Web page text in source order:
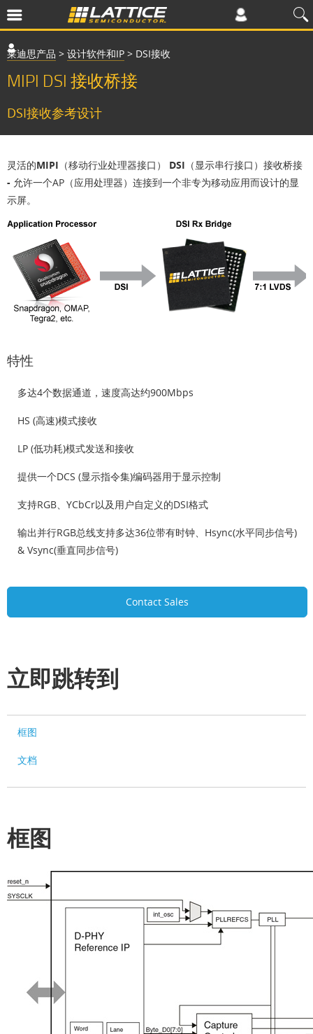
莱迪思产品 > 设计软件和IP > DSI接收
MIPI DSI 接收桥接
DSI接收参考设计
灵活的MIPI（移动行业处理器接口） DSI（显示串行接口）接收桥接
- 允许一个AP（应用处理器）连接到一个非专为移动应用而设计的显
示屏。
特性
多达4个数据通道，速度高达约900Mbps
HS (高速)模式接收
LP (低功耗)模式发送和接收
提供一个DCS (显示指令集)编码器用于显示控制
支持RGB、YCbCr以及用户自定义的DSI格式
输出并行RGB总线支持多达36位带有时钟、Hsync(水平同步信号)
& Vsync(垂直同步信号)
Contact Sales
立即跳转到
框图
文档
框图